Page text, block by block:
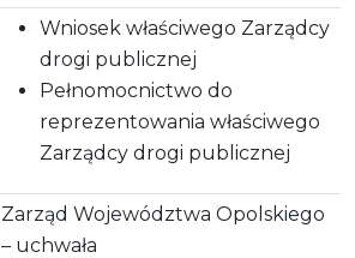
Wniosek właściwego Zarządcy
drogi publicznej
Pełnomocnictwo do
reprezentowania właściwego
Zarządcy drogi publicznej
Zarząd Województwa Opolskiego
– uchwała